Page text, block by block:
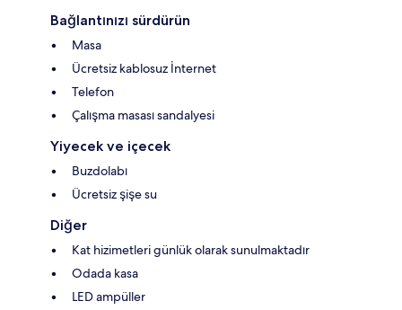
Bağlantınızı sürdürün
Masa
Ücretsiz kablosuz İnternet
Telefon
Çalışma masası sandalyesi
Yiyecek ve içecek
Buzdolabı
Ücretsiz şişe su
Diğer
Kat hizimetleri günlük olarak sunulmaktadır
Odada kasa
LED ampüller